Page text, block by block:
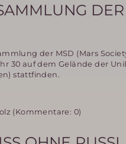
der MSD (Mars
30 auf dem Gelände der
stattfinden.
(Kommentare: 0)